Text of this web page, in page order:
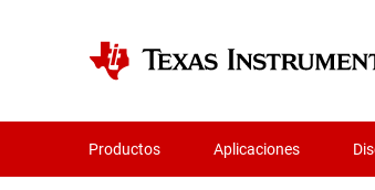
Productos Aplicaciones